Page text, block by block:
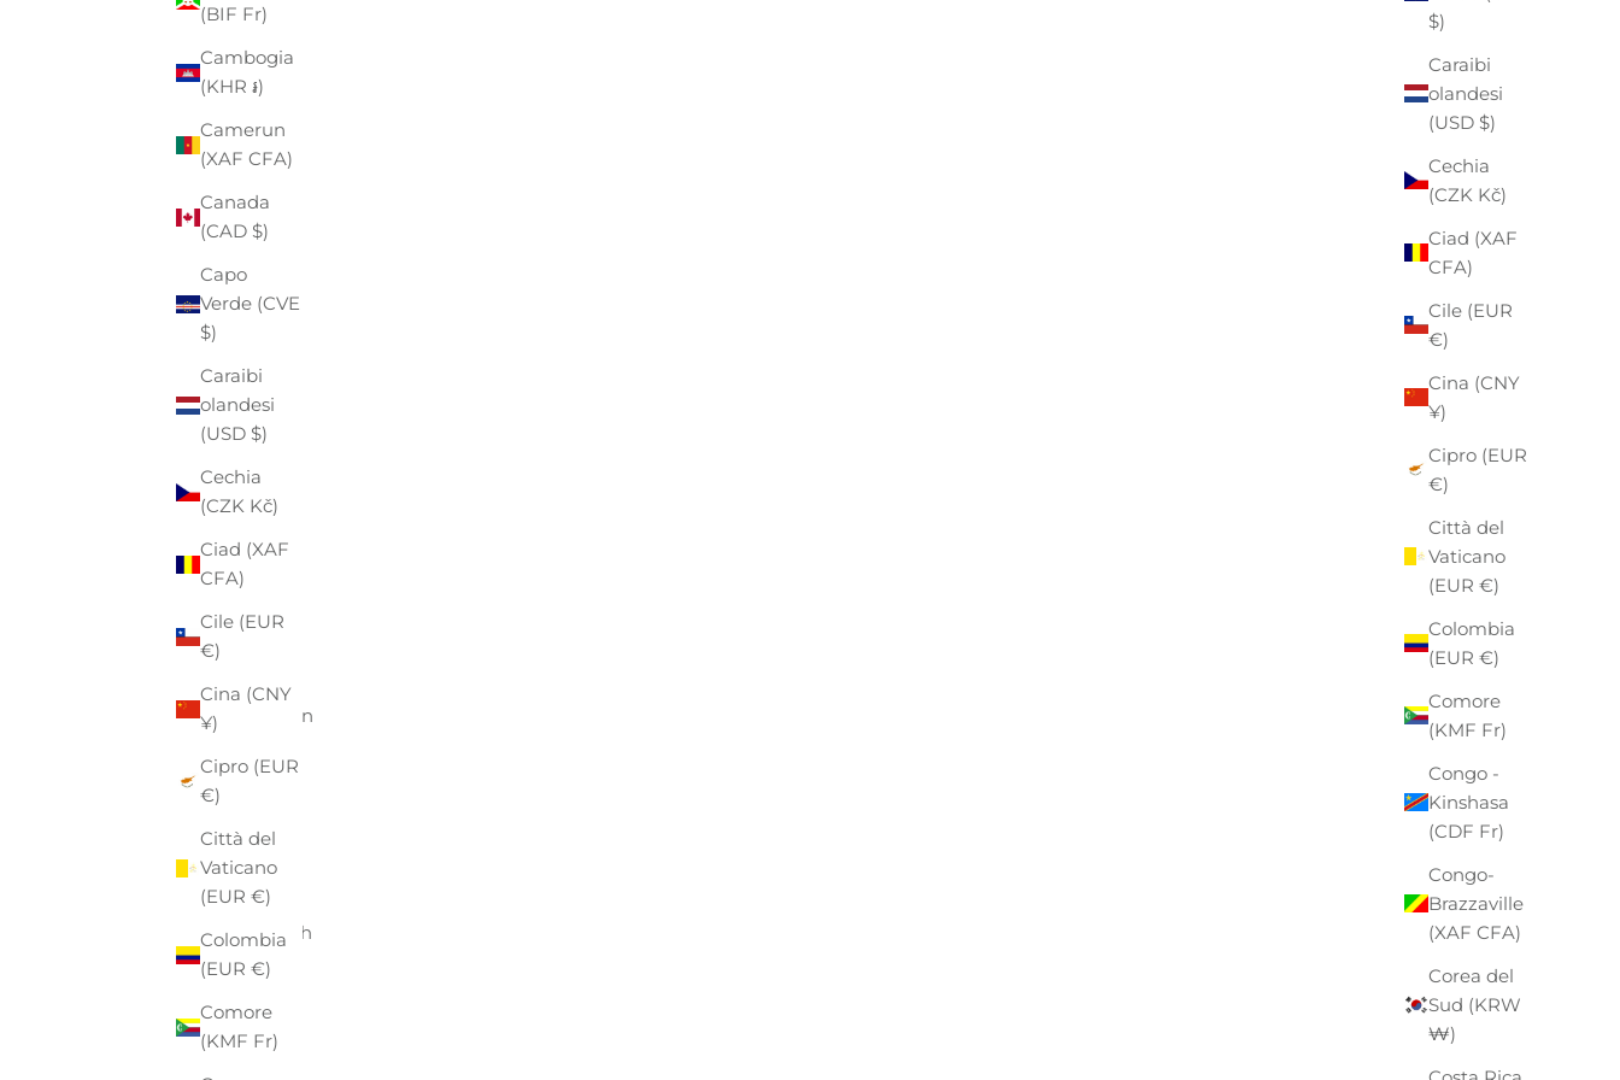
$)
Caraibi
olandesi
(USD $)
Cechia
(CZK Kč)
Ciad (XAF
CFA)
Cile (EUR
€)
Cina (CNY
¥)
Cipro (EUR
€)
Città del
Vaticano
(EUR €)
Colombia
(EUR €)
Comore
(KMF Fr)
Congo -
Kinshasa
(CDF Fr)
Congo-
Brazzaville
(XAF CFA)
Corea del
Sud (KRW
₩)
(BIF Fr)
Cambogia
(KHR ៛)
Camerun
(XAF CFA)
Canada
(CAD $)
Capo
Verde (CVE
$)
Caraibi
olandesi
(USD $)
Cechia
(CZK Kč)
Ciad (XAF
CFA)
Cile (EUR
€)
Cina (CNY
¥)
Cipro (EUR
€)
Città del
Vaticano
(EUR €)
Colombia
(EUR €)
Comore
(KMF Fr)
Angola
Anguilla
Antigua e
(XCD $)
Saudita
(SAR ر.س)
(EUR €)
Armenia
Aruba
Australia
Austria
Azerbaigian
Bahamas
Bahrein
(EUR €)
Bangladesh
(BDT ৳)
Barbados
(BBD $)